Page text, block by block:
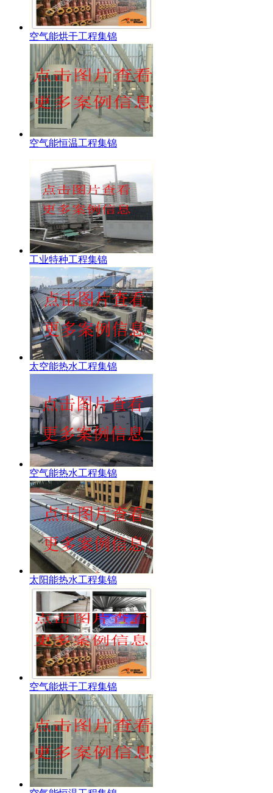
空气能烘干工程集锦
空气能恒温工程集锦
工业特种工程集锦
太空能热水工程集锦
空气能热水工程集锦
太阳能热水工程集锦
空气能烘干工程集锦